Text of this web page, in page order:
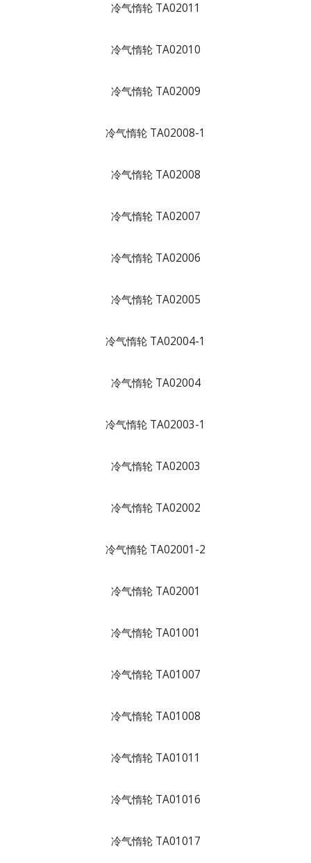
冷气惰轮 TA02011
冷气惰轮 TA02010
冷气惰轮 TA02009
冷气惰轮 TA02008-1
冷气惰轮 TA02008
冷气惰轮 TA02007
冷气惰轮 TA02006
冷气惰轮 TA02005
冷气惰轮 TA02004-1
冷气惰轮 TA02004
冷气惰轮 TA02003-1
冷气惰轮 TA02003
冷气惰轮 TA02002
冷气惰轮 TA02001-2
冷气惰轮 TA02001
冷气惰轮 TA01001
冷气惰轮 TA01007
冷气惰轮 TA01008
冷气惰轮 TA01011
冷气惰轮 TA01016
冷气惰轮 TA01017